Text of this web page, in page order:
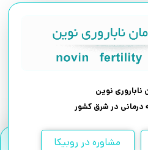
ناباروری نوین
مشاوره در روبیکا